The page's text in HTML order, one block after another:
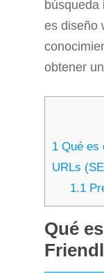
búsqueda
es diseño
obtener
1 Qué es
URLs
1.1
Qué